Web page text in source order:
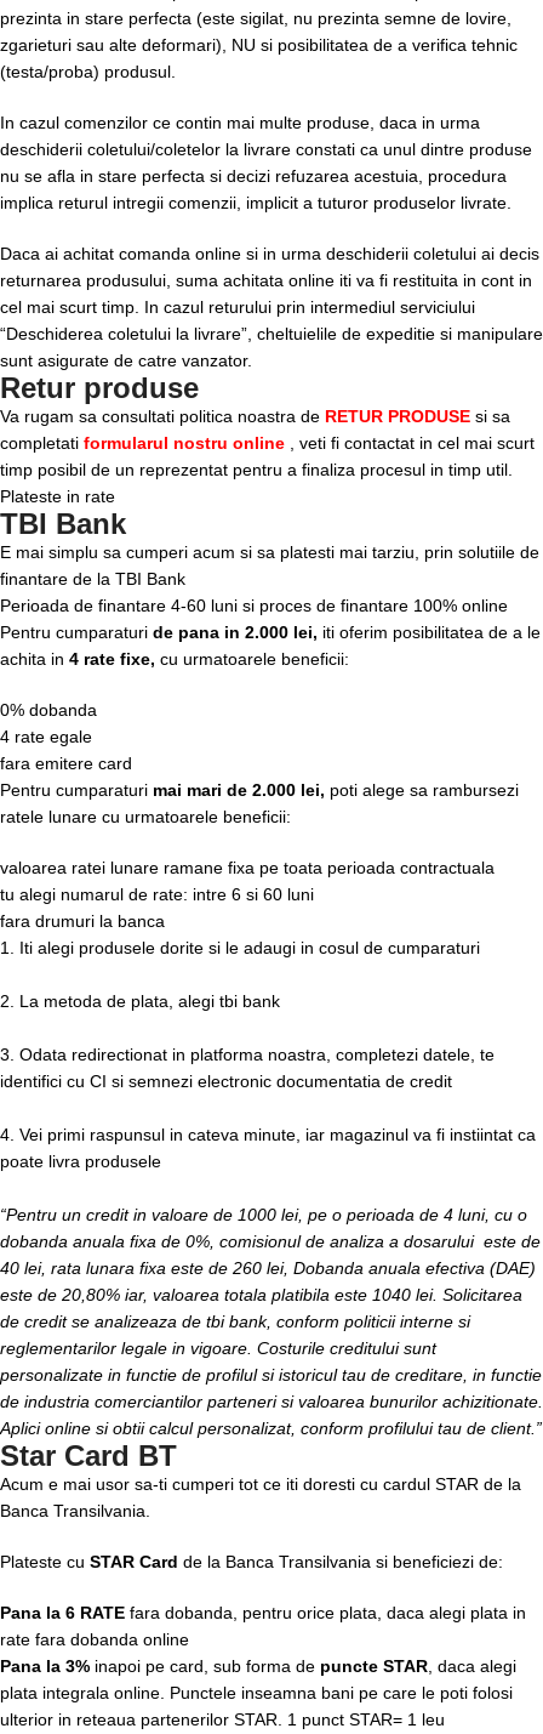
prezinta in stare perfecta (este sigilat, nu prezinta semne de lovire,
zgarieturi sau alte deformari), NU si posibilitatea de a verifica tehnic
(testa/proba) produsul.
In cazul comenzilor ce contin mai multe produse, daca in urma
deschiderii coletului/coletelor la livrare constati ca unul dintre produse
nu se afla in stare perfecta si decizi refuzarea acestuia, procedura
implica returul intregii comenzii, implicit a tuturor produselor livrate.
Daca ai achitat comanda online si in urma deschiderii coletului ai decis
returnarea produsului, suma achitata online iti va fi restituita in cont in
cel mai scurt timp. In cazul returului prin intermediul serviciului
“Deschiderea coletului la livrare”, cheltuielile de expeditie si manipulare
sunt asigurate de catre vanzator.
Retur produse
Va rugam sa consultati politica noastra de RETUR PRODUSE si sa
completati formularul nostru online , veti fi contactat in cel mai scurt
timp posibil de un reprezentat pentru a finaliza procesul in timp util.
Plateste in rate
TBI Bank
E mai simplu sa cumperi acum si sa platesti mai tarziu, prin solutiile de
finantare de la TBI Bank
Perioada de finantare 4-60 luni si proces de finantare 100% online
Pentru cumparaturi de pana in 2.000 lei, iti oferim posibilitatea de a le
achita in 4 rate fixe, cu urmatoarele beneficii:
0% dobanda
4 rate egale
fara emitere card
Pentru cumparaturi mai mari de 2.000 lei, poti alege sa rambursezi
ratele lunare cu urmatoarele beneficii:
valoarea ratei lunare ramane fixa pe toata perioada contractuala
tu alegi numarul de rate: intre 6 si 60 luni
fara drumuri la banca
1. Iti alegi produsele dorite si le adaugi in cosul de cumparaturi
2. La metoda de plata, alegi tbi bank
3. Odata redirectionat in platforma noastra, completezi datele, te
identifici cu CI si semnezi electronic documentatia de credit
4. Vei primi raspunsul in cateva minute, iar magazinul va fi instiintat ca
poate livra produsele
“Pentru un credit in valoare de 1000 lei, pe o perioada de 4 luni, cu o
dobanda anuala fixa de 0%, comisionul de analiza a dosarului este de
40 lei, rata lunara fixa este de 260 lei, Dobanda anuala efectiva (DAE)
este de 20,80% iar, valoarea totala platibila este 1040 lei. Solicitarea
de credit se analizeaza de tbi bank, conform politicii interne si
reglementarilor legale in vigoare. Costurile creditului sunt
personalizate in functie de profilul si istoricul tau de creditare, in functie
de industria comerciantilor parteneri si valoarea bunurilor achizitionate.
Aplici online si obtii calcul personalizat, conform profilului tau de client.”
Star Card BT
Acum e mai usor sa-ti cumperi tot ce iti doresti cu cardul STAR de la
Banca Transilvania.
Plateste cu STAR Card de la Banca Transilvania si beneficiezi de:
Pana la 6 RATE fara dobanda, pentru orice plata, daca alegi plata in
rate fara dobanda online
Pana la 3% inapoi pe card, sub forma de puncte STAR , daca alegi
plata integrala online. Punctele inseamna bani pe care le poti folosi
ulterior in reteaua partenerilor STAR. 1 punct STAR= 1 leu